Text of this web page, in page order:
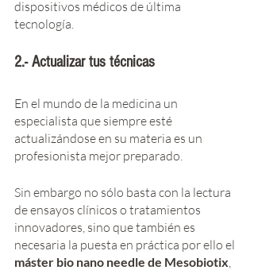
dispositivos médicos de última
tecnología.
2.- Actualizar tus técnicas
En el mundo de la medicina un
especialista que siempre esté
actualizándose en su materia es un
profesionista mejor preparado.
Sin embargo no sólo basta con la lectura
de ensayos clínicos o tratamientos
innovadores, sino que también es
necesaria la puesta en práctica por ello el
máster bio nano needle de Mesobiotix